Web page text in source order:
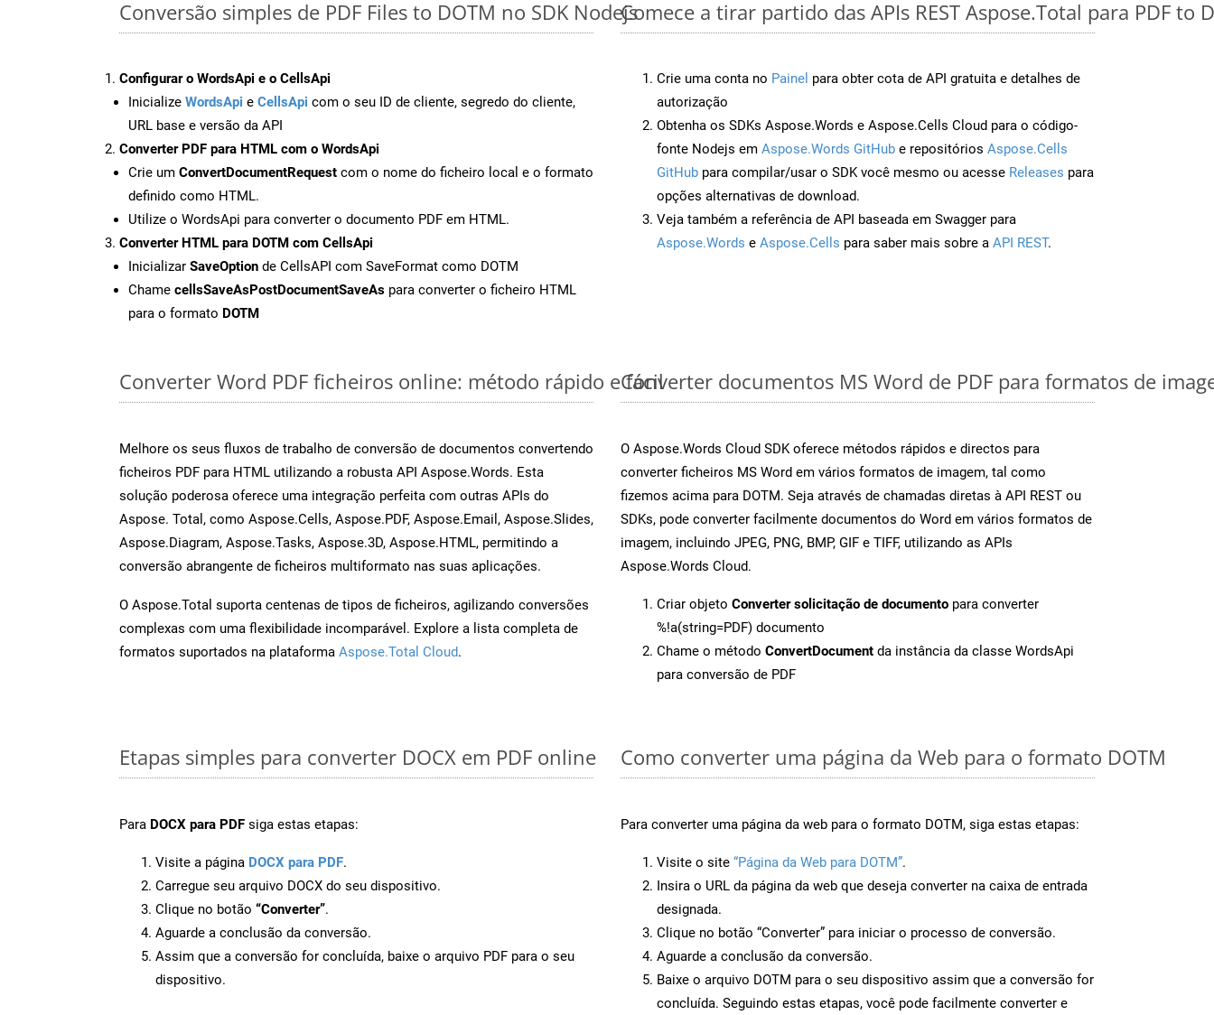
Conversão simples de PDF Files to DOTM no SDK Nodejs
Configurar o WordsApi e o CellsApi
Inicialize WordsApi e CellsApi com o seu ID de cliente, segredo do cliente,
URL base e versão da API
Converter PDF para HTML com o WordsApi
Crie um ConvertDocumentRequest com o nome do ficheiro local e o formato
definido como HTML.
Utilize o WordsApi para converter o documento PDF em HTML.
Converter HTML para DOTM com CellsApi
Inicializar SaveOption de CellsAPI com SaveFormat como DOTM
Chame cellsSaveAsPostDocumentSaveAs para converter o ficheiro HTML
para o formato DOTM
Comece a tirar partido das APIs REST Aspose.Total para PDF to
Crie uma conta no Painel para obter cota de API gratuita e detalhes de
autorização
Obtenha os SDKs Aspose.Words e Aspose.Cells Cloud para o código-
fonte Nodejs em Aspose.Words GitHub e repositórios Aspose.Cells
GitHub para compilar/usar o SDK você mesmo ou acesse Releases para
opções alternativas de download.
Veja também a referência de API baseada em Swagger para
Aspose.Words e Aspose.Cells para saber mais sobre a API REST.
Converter Word PDF ficheiros online: método rápido e fácil
Melhore os seus fluxos de trabalho de conversão de documentos convertendo
ficheiros PDF para HTML utilizando a robusta API Aspose.Words. Esta
solução poderosa oferece uma integração perfeita com outras APIs do
Aspose. Total, como Aspose.Cells, Aspose.PDF, Aspose.Email, Aspose.Slides,
Aspose.Diagram, Aspose.Tasks, Aspose.3D, Aspose.HTML, permitindo a
conversão abrangente de ficheiros multiformato nas suas aplicações.
O Aspose.Total suporta centenas de tipos de ficheiros, agilizando conversões
complexas com uma flexibilidade incomparável. Explore a lista completa de
formatos suportados na plataforma Aspose.Total Cloud.
Converter documentos MS Word de PDF para formatos de
O Aspose.Words Cloud SDK oferece métodos rápidos e directos para
converter ficheiros MS Word em vários formatos de imagem, tal como
fizemos acima para DOTM. Seja através de chamadas diretas à API REST ou
SDKs, pode converter facilmente documentos do Word em vários formatos de
imagem, incluindo JPEG, PNG, BMP, GIF e TIFF, utilizando as APIs
Aspose.Words Cloud.
Criar objeto Converter solicitação de documento para converter
%!a(string=PDF) documento
Chame o método ConvertDocument da instância da classe WordsApi
para conversão de PDF
Etapas simples para converter DOCX em PDF online
Para DOCX para PDF siga estas etapas:
Visite a página DOCX para PDF.
Carregue seu arquivo DOCX do seu dispositivo.
Clique no botão “Converter”.
Aguarde a conclusão da conversão.
Assim que a conversão for concluída, baixe o arquivo PDF para o seu
dispositivo.
Como converter uma página da Web para o formato DOTM
Para converter uma página da web para o formato DOTM, siga estas etapas:
Visite o site “Página da Web para DOTM”.
Insira o URL da página da web que deseja converter na caixa de entrada
designada.
Clique no botão “Converter” para iniciar o processo de conversão.
Aguarde a conclusão da conversão.
Baixe o arquivo DOTM para o seu dispositivo assim que a conversão for
concluída. Seguindo estas etapas, você pode facilmente converter e